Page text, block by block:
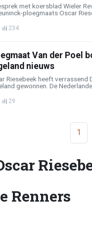
met koersblad Wieler
ploegmaats Oscar
234
Van der Poel
nieuws
Riesebeek heeft verrassend
gewonnen. De
29
1
Renners